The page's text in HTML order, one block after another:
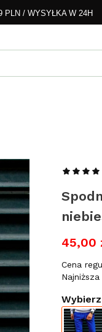
PLN / WYSYŁKA W 24H
45,00
Cena